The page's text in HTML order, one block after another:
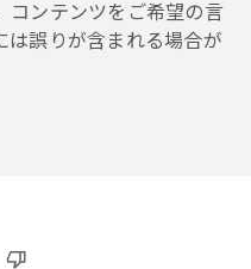
コンテンツをご希望の言
は誤りが含まれる場合が